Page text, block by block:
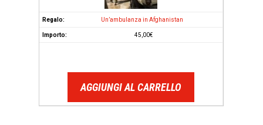
Un’ambulanza in Afghanistan
45,00€
AGGIUNGI AL CARRELLO